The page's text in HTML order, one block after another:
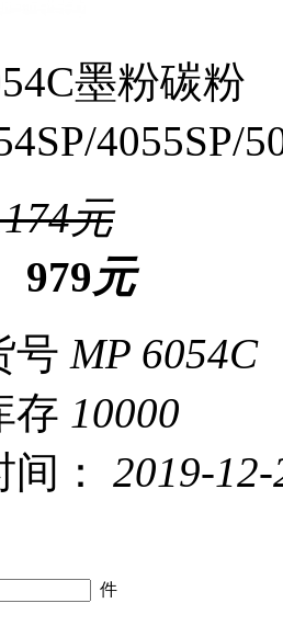
墨粉碳粉
4055SP/
元
979元
号 MP 6054C
存 10000
间：
2019-12-
件